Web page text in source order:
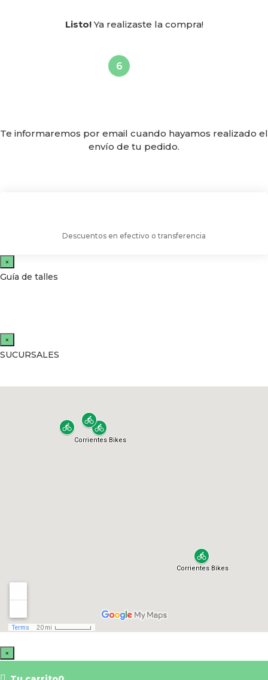
Listo!Ya realizaste la compra!
Te informaremos por email cuando hayamos realizado el
envío de tu pedido.
Descuentos en efectivo o transferencia
×
Guía de talles
×
SUCURSALES
×